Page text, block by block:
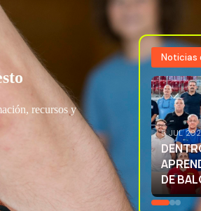
recursos y
Noticias
3 JUL
LA